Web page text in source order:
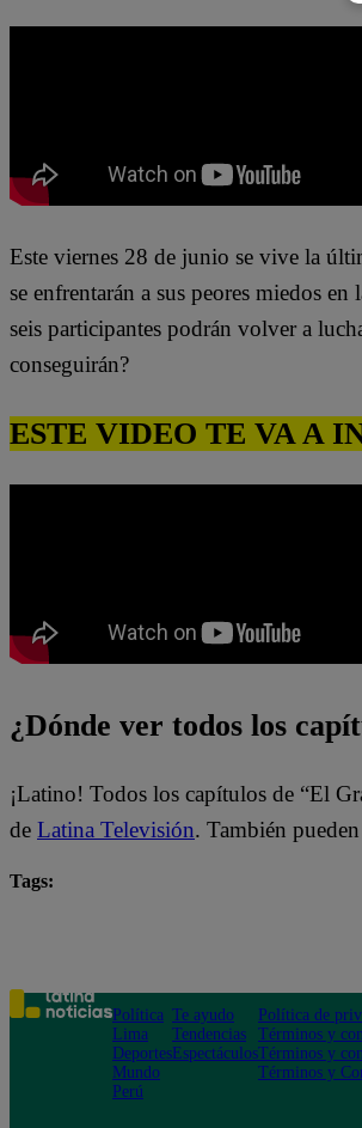
Este viernes 28 de junio se vive la
se enfrentarán a sus peores miedos en
seis participantes podrán volver a
conseguirán?
ESTE VIDEO TE VA A
¿Dónde ver todos los
¡Latino! Todos los capítulos de “El
de Latina Televisión. También
Tags:
Política
Lima
Deportes
Mundo
Perú
Te ayudo
Tendencias
Espectáculos
Política de
Términos y
Términos y
Términos y